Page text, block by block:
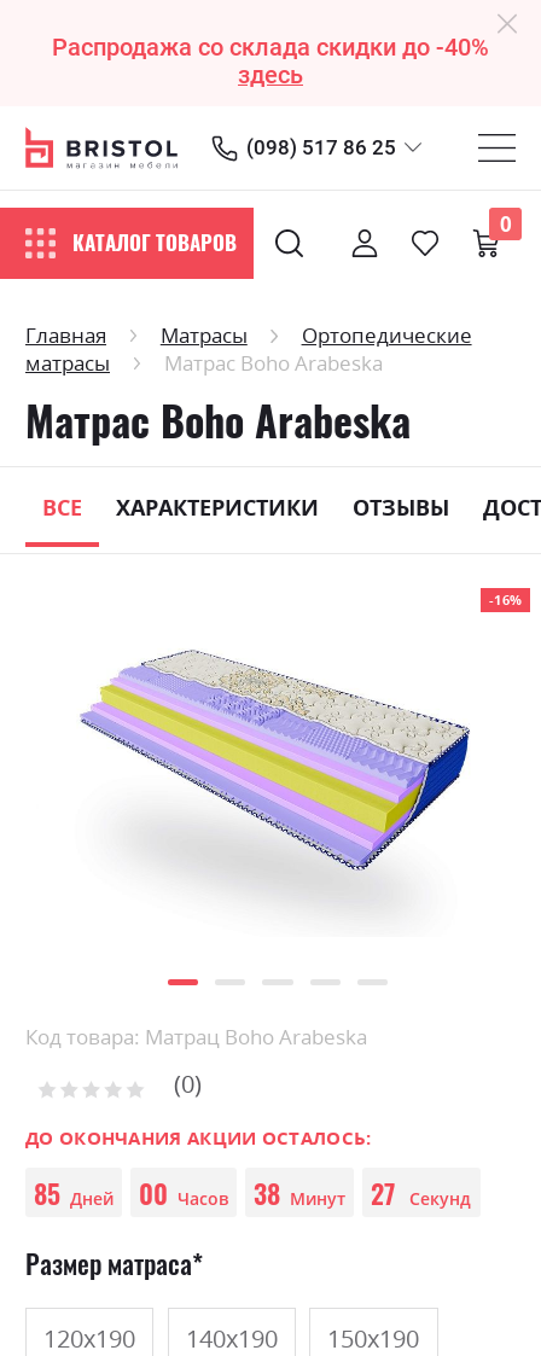
Распродажа со склада скидки до -40%
здесь
(098) 517 86 25
КАТАЛОГ ТОВАРОВ
0
Главная Матрасы
Ортопедические
матрасы
Матрас Boho Arabeska
Матрас Boho Arabeska
ВСЕ ХАРАКТЕРИСТИКИ ОТЗЫВЫ
-16%
Skip
the
of
images
gallery
Код товара: Матрац Boho Arabeska
Рейтинг: 0
ДО ОКОНЧАНИЯ АКЦИИ ОСТАЛОСЬ:
85 Дней 00 Часов 38 Минут 27 Секунд
Размер матраса
120х190 140х190 150х190